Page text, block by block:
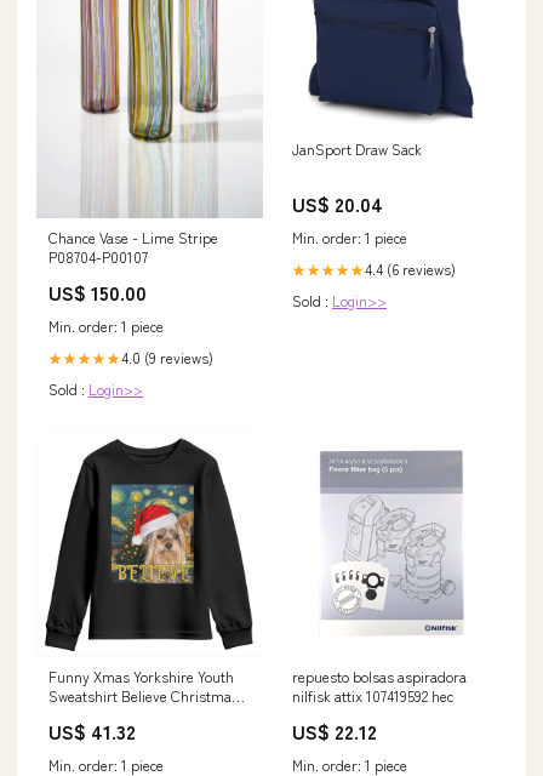
Chance Vase - Lime Stripe
P08704-P00107
US$ 150.00
Min. order: 1 piece
★★★★★4.0 (9 reviews)
Sold : Login>>
JanSport Draw Sack
US$ 20.04
Min. order: 1 piece
★★★★★4.4 (6 reviews)
Sold : Login>>
Funny Xmas Yorkshire Youth
Sweatshirt Believe Christmas
chess sets
US$ 41.32
Min. order: 1 piece
repuesto bolsas aspiradora
nilfisk attix 107419592 hec
US$ 22.12
Min. order: 1 piece